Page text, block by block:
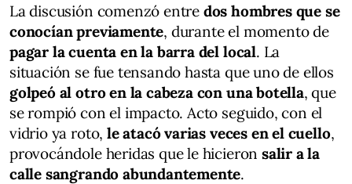
La discusión comenzó entre dos hombres que se
conocían previamente, durante el momento de
pagar la cuenta en la barra del local. La
situación se fue tensando hasta que uno de ellos
golpeó al otro en la cabeza con una botella, que
se rompió con el impacto. Acto seguido, con el
vidrio ya roto, le atacó varias veces en el cuello,
provocándole heridas que le hicieron salir a la
calle sangrando abundantemente.